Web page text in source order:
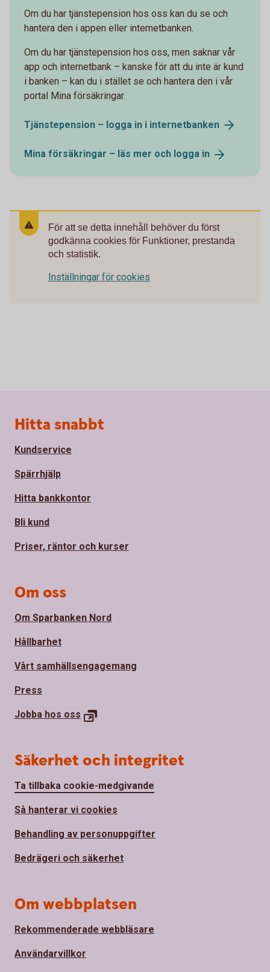
Om du har tjänstepension hos oss kan du se och
hantera den i appen eller internetbanken.
Om du har tjänstepension hos oss, men saknar vår
app och internetbank – kanske för att du inte är kund
i banken – kan du i stället se och hantera den i vår
portal Mina försäkringar.
Tjänstepension – logga in i internetbanken
Mina försäkringar – läs mer och logga in
För att se detta innehåll behöver du först
godkänna cookies för Funktioner, prestanda
och statistik.
Inställningar för cookies
Sidfot
Hitta snabbt
Kundservice
Spärrhjälp
Hitta bankkontor
Bli kund
Priser, räntor och kurser
Om oss
Om Sparbanken Nord
Hållbarhet
Vårt samhällsengagemang
Press
Jobba hos oss
Säkerhet och integritet
Ta tillbaka cookie-medgivande
Så hanterar vi cookies
Behandling av personuppgifter
Bedrägeri och säkerhet
Om webbplatsen
Rekommenderade webbläsare
Användarvillkor